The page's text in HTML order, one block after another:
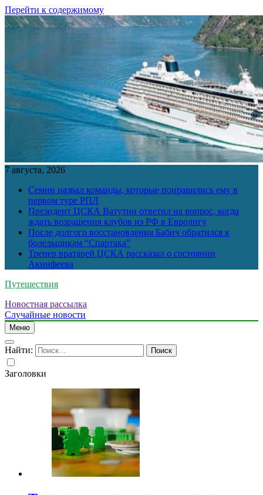
Перейти к содержимому
7 августа, 2026
Семин назвал команды, которые понравились ему в
первом туре РПЛ
Президент ЦСКА Ватутин ответил на вопрос, когда
ждать возращения клубов из РФ в Евролигу
После долгого восстановления Бабич обратился к
болельщикам “Спартака”
Тренер вратарей ЦСКА рассказал о состоянии
Акинфеева
Путешествия
Новостная рассылка
Случайные новости
Меню
Найти:
Заголовки